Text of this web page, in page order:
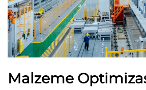
Malzeme